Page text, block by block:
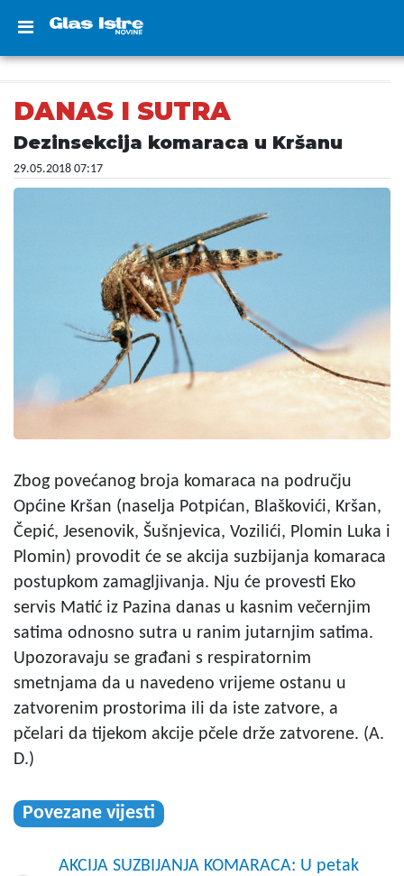
DANAS I SUTRA
Dezinsekcija komaraca u Kršanu
29.05.2018 07:17
Zbog povećanog broja komaraca na području
Općine Kršan (naselja Potpićan, Blaškovići, Kršan,
Čepić, Jesenovik, Šušnjevica, Vozilići, Plomin Luka i
Plomin) provodit će se akcija suzbijanja komaraca
postupkom zamagljivanja. Nju će provesti Eko
servis Matić iz Pazina danas u kasnim večernjim
satima odnosno sutra u ranim jutarnjim satima.
Upozoravaju se građani s respiratornim
smetnjama da u navedeno vrijeme ostanu u
zatvorenim prostorima ili da iste zatvore, a
pčelari da tijekom akcije pčele drže zatvorene. (A.
D.)
Povezane vijesti
AKCIJA SUZBIJANJA KOMARACA: U petak